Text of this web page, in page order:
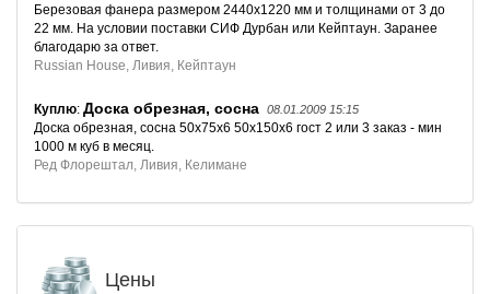
Березовая фанера размером 2440х1220 мм и толщинами от 3 до
22 мм. На условии поставки СИФ Дурбан или Кейптаун. Заранее
благодарю за ответ.
Russian House, Ливия, Кейптаун
Куплю: Доска обрезная, сосна 08.01.2009 15:15
Доска обрезная, сосна 50х75х6 50х150х6 гост 2 или 3 заказ - мин
1000 м куб в месяц.
Ред Флорештал, Ливия, Келимане
Цены